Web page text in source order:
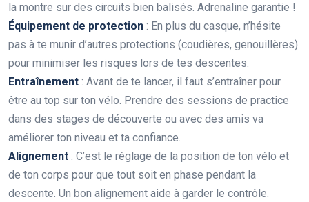
la montre sur des circuits bien balisés. Adrenaline garantie !
Équipement de protection : En plus du casque, n’hésite
pas à te munir d’autres protections (coudières, genouillères)
pour minimiser les risques lors de tes descentes.
Entraînement : Avant de te lancer, il faut s’entraîner pour
être au top sur ton vélo. Prendre des sessions de practice
dans des stages de découverte ou avec des amis va
améliorer ton niveau et ta confiance.
Alignement : C’est le réglage de la position de ton vélo et
de ton corps pour que tout soit en phase pendant la
descente. Un bon alignement aide à garder le contrôle.